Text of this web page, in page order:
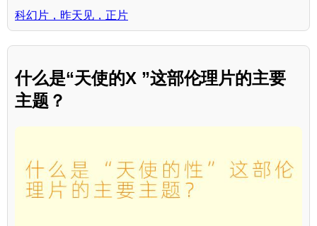
科幻片，昨天见，正片
什么是“天使的X ”这部伦理片的主要
主题？